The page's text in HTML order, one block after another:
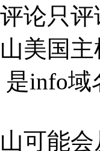
论只
美国
是info
可能